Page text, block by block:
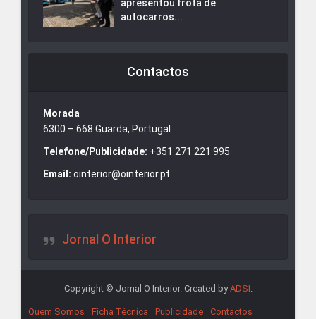
apresentou frota de
autocarros...
Contactos
Morada
6300 – 668 Guarda, Portugal
Telefone/Publicidade: +351 271 221 995
Email: ointerior@ointerior.pt
Jornal O Interior
Copyright © Jornal O Interior. Created byADSI.
Quem Somos Ficha Técnica Publicidade Contactos